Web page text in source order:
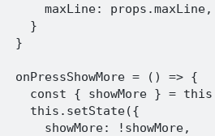
      maxLine: props.maxLine,
    }
  }
  onPressShowMore = () => {
const { showMore } =
    this.setState({
      showMore: !showMore,